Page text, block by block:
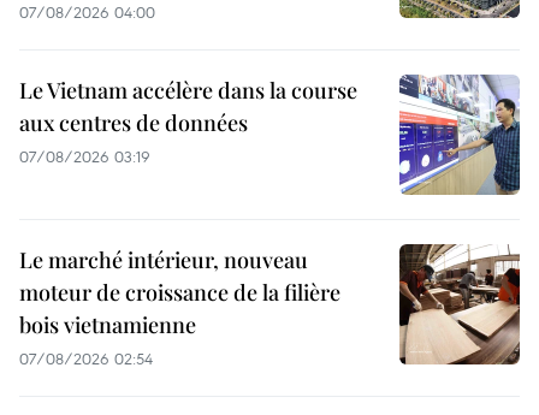
07/08/2026 04:00
Le Vietnam accélère dans la course
aux centres de données
07/08/2026 03:19
Le marché intérieur, nouveau
moteur de croissance de la filière
bois vietnamienne
07/08/2026 02:54